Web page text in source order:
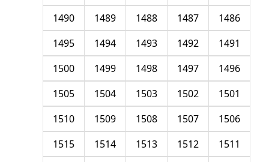
1486
1487
1488
1489
1490
1491
1492
1493
1494
1495
1496
1497
1498
1499
1500
1501
1502
1503
1504
1505
1506
1507
1508
1509
1510
1511
1512
1513
1514
1515